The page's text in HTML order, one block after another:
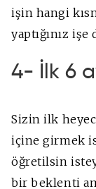
işin hangi
yaptığınız işe
4- İlk 6
Sizin ilk
içine girmek
öğretilsin
bir beklenti